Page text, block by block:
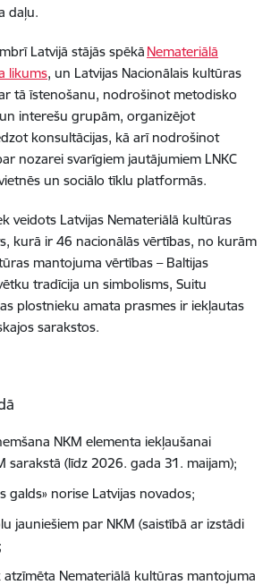
daļu.
Latvijā stājās spēkā Nemateriālā
likums, un Latvijas Nacionālais kultūras
tā īstenošanu, nodrošinot metodisko
interešu grupām, organizējot
konsultācijas, kā arī nodrošinot
nozarei svarīgiem jautājumiem LNKC
un sociālo tīklu platformās.
veidots Latvijas Nemateriālā kultūras
kurā ir 46 nacionālās vērtības, no kurām
mantojuma vērtības – Baltijas
tradīcija un simbolisms, Suitu
plostnieku amata prasmes ir iekļautas
sarakstos.
NKM elementa iekļaušanai
sarakstā (līdz 2026. gada 31. maijam);
galds» norise Latvijas novados;
jauniešiem par NKM (saistībā ar izstādi
Nemateriālā kultūras mantojuma